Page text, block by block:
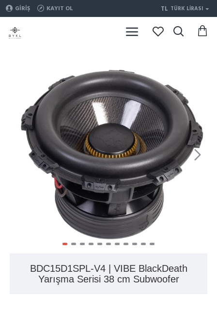
GIRIŞ KAYIT OL TL TÜRK LIRASI
BDC15D1SPL-V4 | VIBE BlackDeath
Yarışma Serisi 38 cm Subwoofer